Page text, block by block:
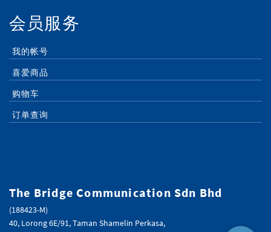
会员服务
我的帐号
喜爱商品
购物车
订单查询
The Bridge Communication Sdn Bhd
(188423-M)
40, Lorong 6E/91, Taman Shamelin Perkasa,